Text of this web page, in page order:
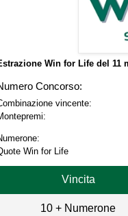
Win for Life del 11
Concorso:
vincente:
Win for Life
Vincita
10 + Numerone